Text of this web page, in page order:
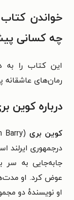
خواندن
چه کسانی
این کتاب را به
رمان‌های عاشقانه
درباره کوین
کوین بری
درجمهوری ایرلند
عوض کرد. او